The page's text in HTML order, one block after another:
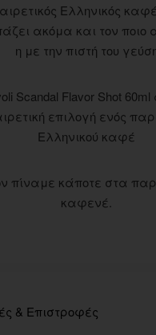
Ελληνικός
ακόμα και τον ποιο
η με την πιστή του
Scandal Flavor Shot
επιλογή ενός
Ελληνικού καφέ
πίναμε κάποτε στα
καφενέ.
& Επιστροφές